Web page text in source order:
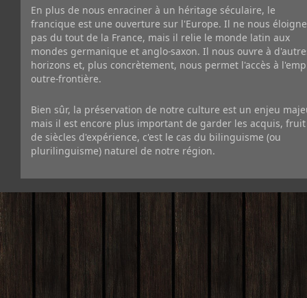
En plus de nous enraciner à un héritage séculaire, le
francique est une ouverture sur l'Europe. Il ne nous éloigne
pas du tout de la France, mais il relie le monde latin aux
mondes germanique et anglo-saxon. Il nous ouvre à
horizons et, plus concrètement, nous permet l'accès à
outre-frontière.
Bien sûr, la préservation de notre culture est un enjeu
mais il est encore plus important de garder les acquis, fruit
de siècles d'expérience, c'est le cas du bilinguisme (ou
plurilinguisme) naturel de notre région.